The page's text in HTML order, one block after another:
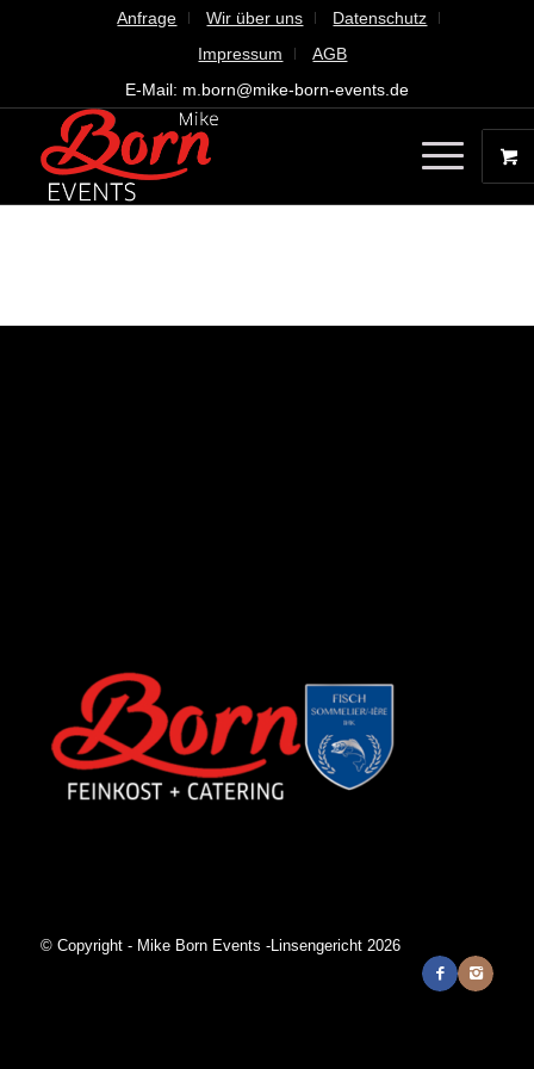
Anfrage Wir über uns
Datenschutz
Impressum
AGB
E-Mail: m.born@mike-born-events.de
© Copyright - Mike Born Events -Linsengericht 2026